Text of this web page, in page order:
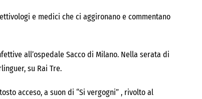
e medici che ci aggironano e commentano
all’ospedale Sacco di Milano. Nella serata di
su Rai Tre.
acceso, a suon di “Si vergogni” , rivolto al